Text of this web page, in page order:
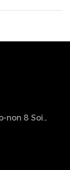
non 8 Soi.,